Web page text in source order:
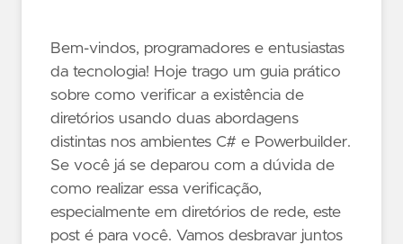
Bem-vindos, programadores e entusiastas
da tecnologia! Hoje trago um guia prático
sobre como verificar a existência de
diretórios usando duas abordagens
distintas nos ambientes C# e Powerbuilder.
Se você já se deparou com a dúvida de
como realizar essa verificação,
especialmente em diretórios de rede, este
post é para você. Vamos desbravar juntos